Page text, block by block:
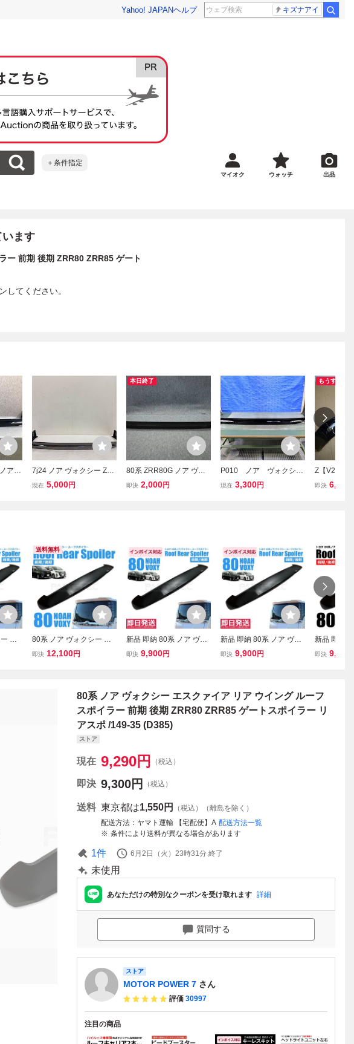
Yahoo! JAPANヘルプ キズナアイ
＋条件指定
マイオク ウォッチ 出品
います
ー 前期 後期 ZRR80 ZRR85 ゲート
してください。
ア/
系
7j24 ノア ヴォクシー ZR
R80G 純正 オプション リ
現在 5,000円
本日終了
80系 ZRR80G ノア ヴォ
クシー エスクァイア X/G
即決 2,000円
P010 ノア ヴォクシ
ー エスクァイア 80
現在 3,300円
もうすぐ終了
Z【V2258
R85G ノア
即決 6,000
エ
ス
送料無料
80系 ノア ヴォクシー エ
スクァイア リアウイング
WR80W(D385x2)/149-35
即決 12,100円
新品 即納 80系 ノア ヴォ
クシー リアルーフスポイ
9-35 (D385)
即決 9,900円
新品 即納 80系 ノア ヴォ
クシー リアルーフスポイ
9-35 (D385)
即決 9,900円
新品 即納
クシー リ
9-35 (D385)
即決 9,900
80系 ノア ヴォクシー エスクァイア リア ウイング ルーフ
スポイラー 前期 後期 ZRR80 ZRR85 ゲートスポイラー リ
アスポ /149-35 (D385)
ストア
現在 9,290円 （税込）
即決 9,300円 （税込）
送料 東京都は1,550円
（税込）（離島を除く）
配送方法
ヤマト運輸 【宅配便】A 配送方法一覧
条件により送料が異なる場合があります
1件 6月2日（火）23時31分 終了
未使用
あなただけの特別なクーポンを受け取れます 詳細
質問する
ストア
MOTOR POWER 7 さん
評価 30997
注目の商品